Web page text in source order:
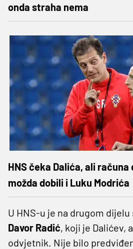
onda straha nema
HNS čeka Dalića, ali
možda dobili i Luku Modrića
U HNS-u je na drugom
Davor Radić, koji je Dalićev,
odvjetnik. Nije bilo